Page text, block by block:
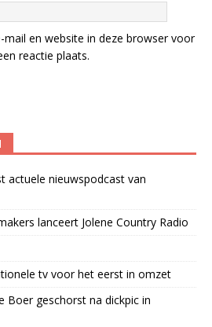
en website in deze browser voor
reactie plaats.
actuele nieuwspodcast van
lanceert Jolene Country Radio
tv voor het eerst in omzet
Boer geschorst na dickpic in